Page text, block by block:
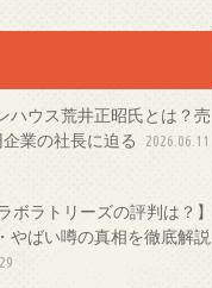
ハウス荒井正昭氏とは？売
企業の社長に迫る
2026.06.11
ボラトリーズの評判は？】
やばい噂の真相を徹底解説